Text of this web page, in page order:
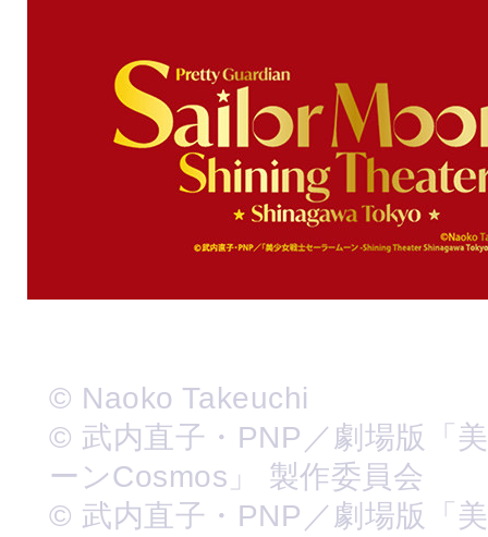
© Naoko Takeuchi
© 武内直子・PNP／劇場版「
ーンCosmos」 製作委員会
© 武内直子・PNP／劇場版「